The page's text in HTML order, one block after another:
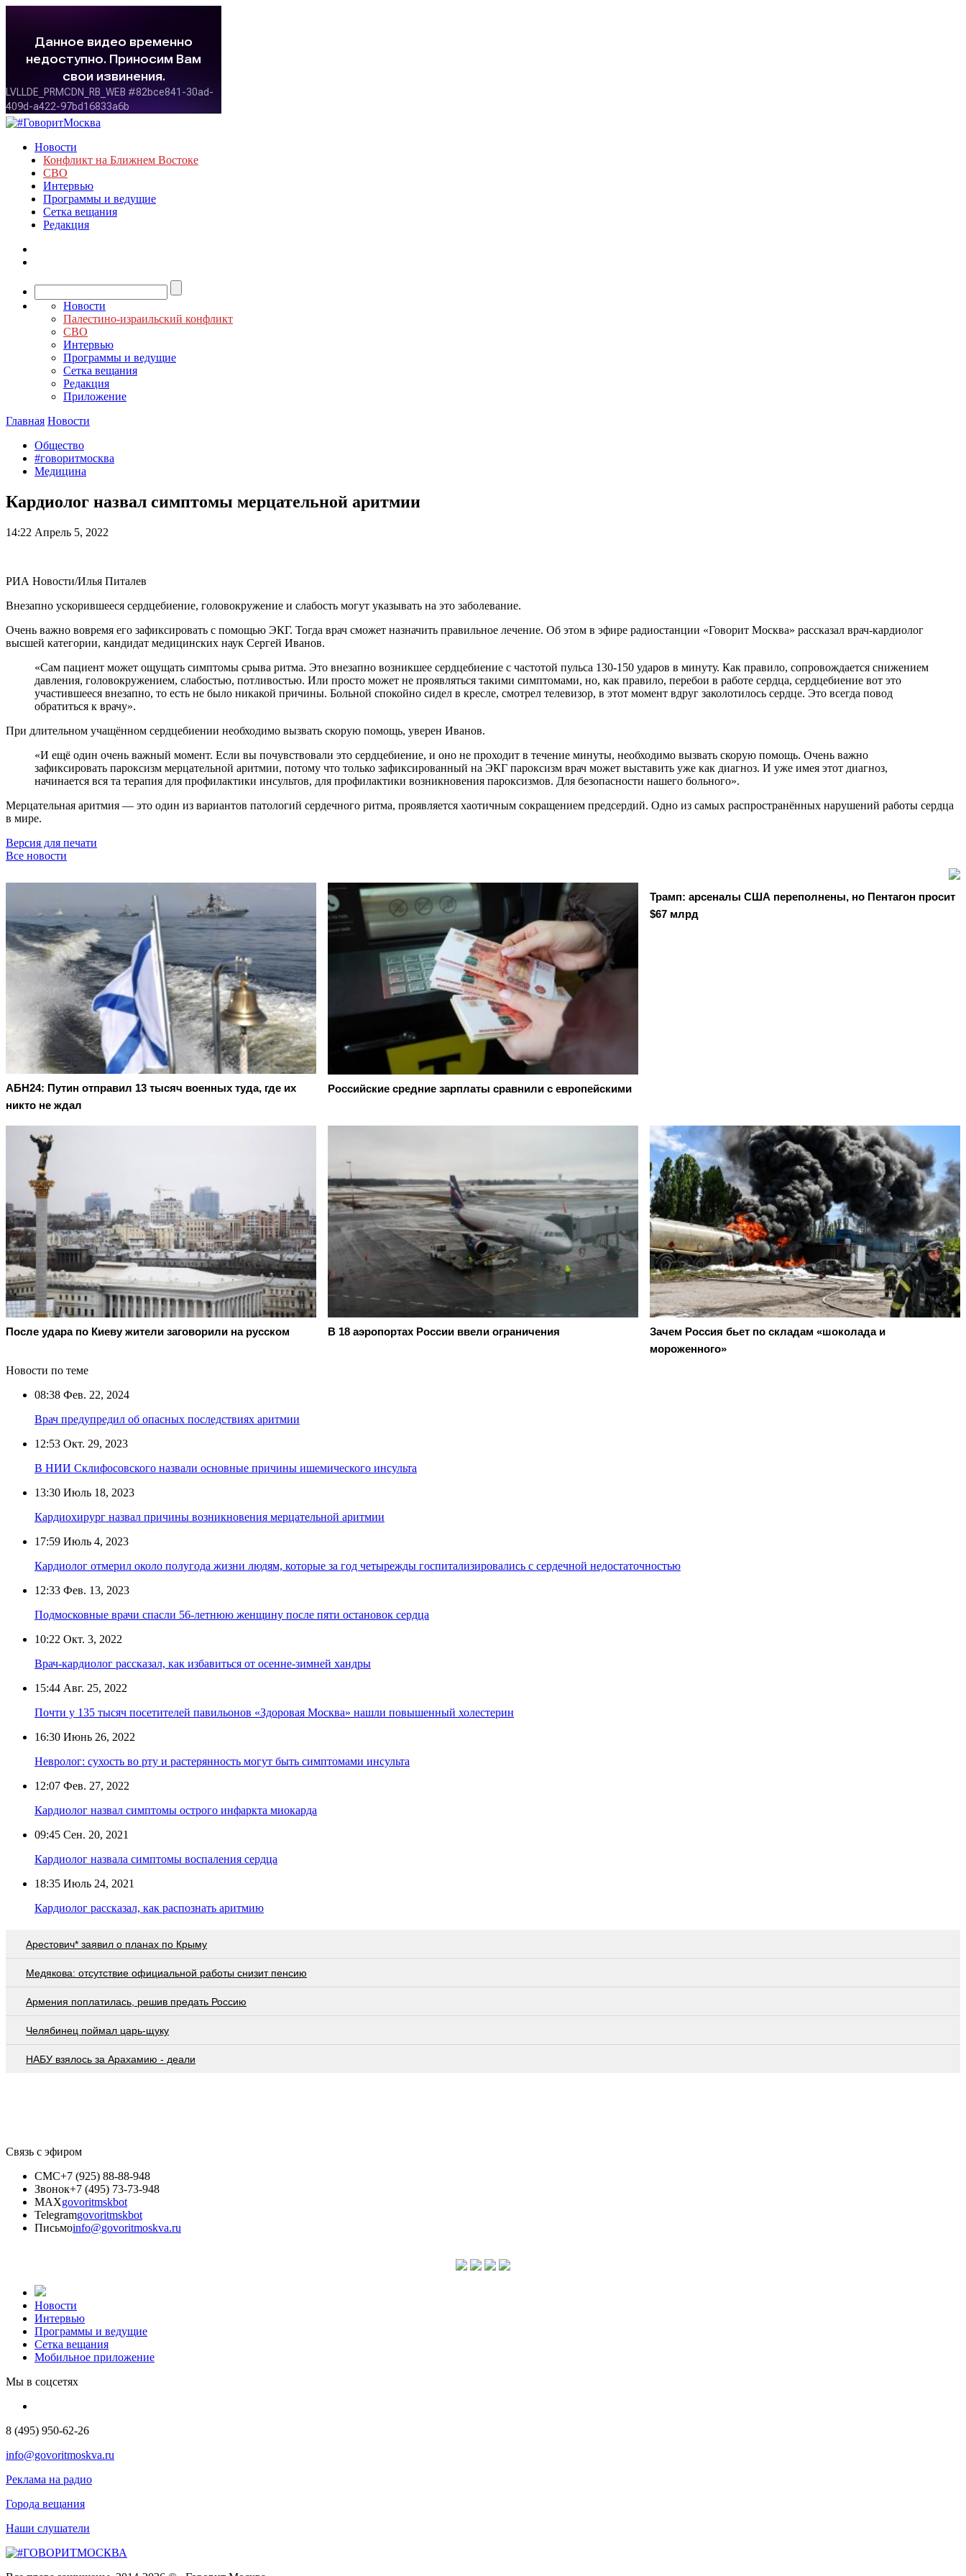
Новости
Конфликт на Ближнем Востоке
СВО
Интервью
Программы и ведущие
Сетка вещания
Редакция
Новости
Палестино-израильский конфликт
СВО
Интервью
Программы и ведущие
Сетка вещания
Редакция
Приложение
Главная Новости
Общество
#говоритмосква
Медицина
Кардиолог назвал симптомы мерцательной аритмии
14:22 Апрель 5, 2022
РИА Новости/Илья Питалев
Внезапно ускорившееся сердцебиение, головокружение и слабость могут указывать на это заболевание.
Очень важно вовремя его зафиксировать с помощью ЭКГ. Тогда врач сможет назначить правильное лечение. Об этом в эфире радиостанции «Говорит Москва» рассказал врач-кардиолог
высшей категории, кандидат медицинских наук Сергей Иванов.
«Сам пациент может ощущать симптомы срыва ритма. Это внезапно возникшее сердцебиение с частотой пульса 130-150 ударов в минуту. Как правило, сопровождается снижением
давления, головокружением, слабостью, потливостью. Или просто может не проявляться такими симптомами, но, как правило, перебои в работе сердца, сердцебиение вот это
участившееся внезапно, то есть не было никакой причины. Больной спокойно сидел в кресле, смотрел телевизор, в этот момент вдруг заколотилось сердце. Это всегда повод
обратиться к врачу».
При длительном учащённом сердцебиении необходимо вызвать скорую помощь, уверен Иванов.
«И ещё один очень важный момент. Если вы почувствовали это сердцебиение, и оно не проходит в течение минуты, необходимо вызвать скорую помощь. Очень важно
зафиксировать пароксизм мерцательной аритмии, потому что только зафиксированный на ЭКГ пароксизм врач может выставить уже как диагноз. И уже имея этот диагноз,
начинается вся та терапия для профилактики инсультов, для профилактики возникновения пароксизмов. Для безопасности нашего больного».
Мерцательная аритмия — это один из вариантов патологий сердечного ритма, проявляется хаотичным сокращением предсердий. Одно из самых распространённых нарушений работы сердца
в мире.
Версия для печати
Все новости
АБН24: Путин отправил 13 тысяч военных туда, где их
никто не ждал
Российские средние зарплаты сравнили с европейскими
Трамп: арсеналы США переполнены, но Пентагон просит
$67 млрд
После удара по Киеву жители заговорили на русском В 18 аэропортах России ввели ограничения
Зачем Россия бьет по складам «шоколада и
мороженного»
Новости по теме
08:38 Фев. 22, 2024
Врач предупредил об опасных последствиях аритмии
12:53 Окт. 29, 2023
В НИИ Склифосовского назвали основные причины ишемического инсульта
13:30 Июль 18, 2023
Кардиохирург назвал причины возникновения мерцательной аритмии
17:59 Июль 4, 2023
Кардиолог отмерил около полугода жизни людям, которые за год четырежды госпитализировались с сердечной недостаточностью
12:33 Фев. 13, 2023
Подмосковные врачи спасли 56-летнюю женщину после пяти остановок сердца
10:22 Окт. 3, 2022
Врач-кардиолог рассказал, как избавиться от осенне-зимней хандры
15:44 Авг. 25, 2022
Почти у 135 тысяч посетителей павильонов «Здоровая Москва» нашли повышенный холестерин
16:30 Июнь 26, 2022
Невролог: сухость во рту и растерянность могут быть симптомами инсульта
12:07 Фев. 27, 2022
Кардиолог назвал симптомы острого инфаркта миокарда
09:45 Сен. 20, 2021
Кардиолог назвала симптомы воспаления сердца
18:35 Июль 24, 2021
Кардиолог рассказал, как распознать аритмию
Арестович* заявил о планах по Крыму
Медякова: отсутствие официальной работы снизит пенсию
Армения поплатилась, решив предать Россию
Челябинец поймал царь-щуку
НАБУ взялось за Арахамию - деали
Связь с эфиром
СМС+7 (925) 88-88-948
Звонок+7 (495) 73-73-948
MAXgovoritmskbot
Telegramgovoritmskbot
Письмоinfo@govoritmoskva.ru
Новости
Интервью
Программы и ведущие
Сетка вещания
Мобильное приложение
Мы в соцсетях
8 (495) 950-62-26
info@govoritmoskva.ru
Реклама на радио
Города вещания
Наши слушатели